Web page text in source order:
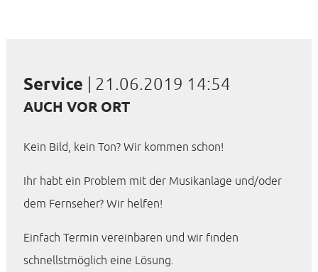
Service 21.06.2019 14:54
AUCH VOR ORT
Kein Bild, kein Ton? Wir kommen schon!
Ihr habt ein Problem mit der Musikanlage und/oder
dem Fernseher? Wir helfen!
Einfach Termin vereinbaren und wir finden
schnellstmöglich eine Lösung.